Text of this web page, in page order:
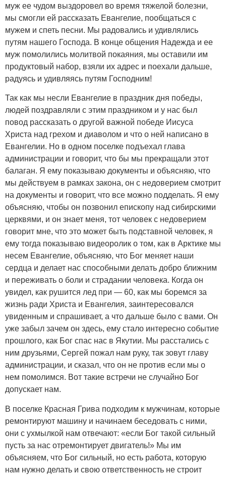
муж ее чудом выздоровел во время тяжелой болезни,
мы смогли ей рассказать Евангелие, пообщаться с
мужем и спеть песни. Мы радовались и удивлялись
путям нашего Господа. В конце общения Надежда и ее
муж помолились молитвой покаяния, мы оставили им
продуктовый набор, взяли их адрес и поехали дальше,
радуясь и удивляясь путям Господним!
Так как мы несли Евангелие в праздник дня победы,
людей поздравляли с этим праздником и у нас был
повод рассказать о другой важной победе Иисуса
Христа над грехом и диаволом и что о ней написано в
Евангелии. Но в одном поселке подъехал глава
администрации и говорит, что бы мы прекращали этот
балаган. Я ему показываю документы и объясняю, что
мы действуем в рамках закона, он с недоверием смотрит
на документы и говорит, что все можно подделать. Я ему
объясняю, чтобы он позвонил епископу над сибирскими
церквями, и он знает меня, тот человек с недоверием
говорит мне, что это может быть подставной человек, я
ему тогда показываю видеоролик о том, как в Арктике мы
несем Евангелие, объясняю, что Бог меняет наши
сердца и делает нас способными делать добро ближним
и переживать о боли и страдании человека. Когда он
увидел, как рушится лед при — 60, как мы боремся за
жизнь ради Христа и Евангелия, заинтересовался
увиденным и спрашивает, а что дальше было с вами. Он
уже забыл зачем он здесь, ему стало интересно событие
прошлого, как Бог спас нас в Якутии. Мы расстались с
ним друзьями, Сергей пожал нам руку, так зовут главу
администрации, и сказал, что он не против если мы о
нем помолимся. Вот такие встречи не случайно Бог
допускает нам.
В поселке Красная Грива подходим к мужчинам, которые
ремонтируют машину и начинаем беседовать с ними,
они с ухмылкой нам отвечают: «если Бог такой сильный
пусть за нас отремонтирует двигатель!» Мы им
объясняем, что Бог сильный, но есть работа, которую
нам нужно делать и свою ответственность не строит